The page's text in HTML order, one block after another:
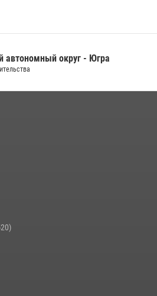
года
автономный округ - Югра